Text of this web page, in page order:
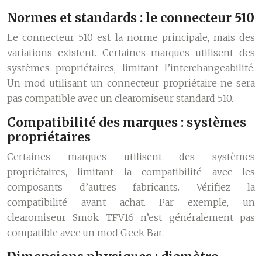
Normes et standards : le connecteur 510
Le connecteur 510 est la norme principale, mais des
variations existent. Certaines marques utilisent des
systèmes propriétaires, limitant l’interchangeabilité.
Un mod utilisant un connecteur propriétaire ne sera
pas compatible avec un clearomiseur standard 510.
Compatibilité des marques : systèmes
propriétaires
Certaines marques utilisent des systèmes
propriétaires, limitant la compatibilité avec les
composants d’autres fabricants. Vérifiez la
compatibilité avant achat. Par exemple, un
clearomiseur Smok TFV16 n’est généralement pas
compatible avec un mod Geek Bar.